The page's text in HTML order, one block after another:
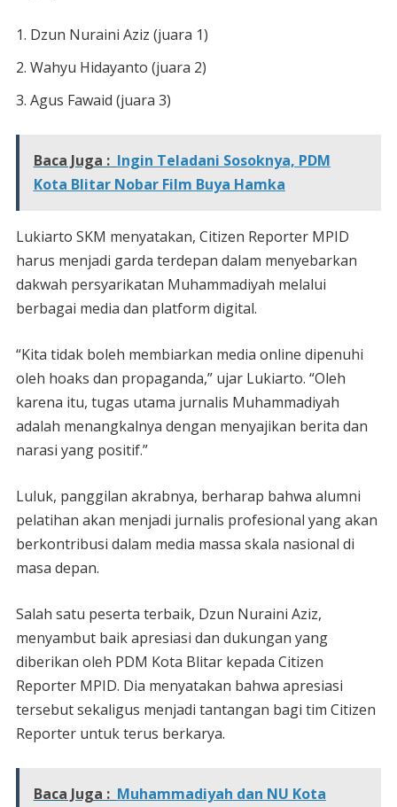
Dzun Nuraini Aziz (juara 1)
Wahyu Hidayanto (juara 2)
Agus Fawaid (juara 3)
Baca Juga : Ingin Teladani Sosoknya, PDM
Kota Blitar Nobar Film Buya Hamka
Lukiarto SKM menyatakan, Citizen Reporter MPID
harus menjadi garda terdepan dalam menyebarkan
dakwah persyarikatan Muhammadiyah melalui
berbagai media dan platform digital.
“Kita tidak boleh membiarkan media online dipenuhi
oleh hoaks dan propaganda,” ujar Lukiarto. “Oleh
karena itu, tugas utama jurnalis Muhammadiyah
adalah menangkalnya dengan menyajikan berita dan
narasi yang positif.”
Luluk, panggilan akrabnya, berharap bahwa alumni
pelatihan akan menjadi jurnalis profesional yang akan
berkontribusi dalam media massa skala nasional di
masa depan.
Salah satu peserta terbaik, Dzun Nuraini Aziz,
menyambut baik apresiasi dan dukungan yang
diberikan oleh PDM Kota Blitar kepada Citizen
Reporter MPID. Dia menyatakan bahwa apresiasi
tersebut sekaligus menjadi tantangan bagi tim Citizen
Reporter untuk terus berkarya.
Baca Juga : Muhammadiyah dan NU Kota